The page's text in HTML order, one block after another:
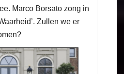
Marco Borsato zong in
Zullen we er